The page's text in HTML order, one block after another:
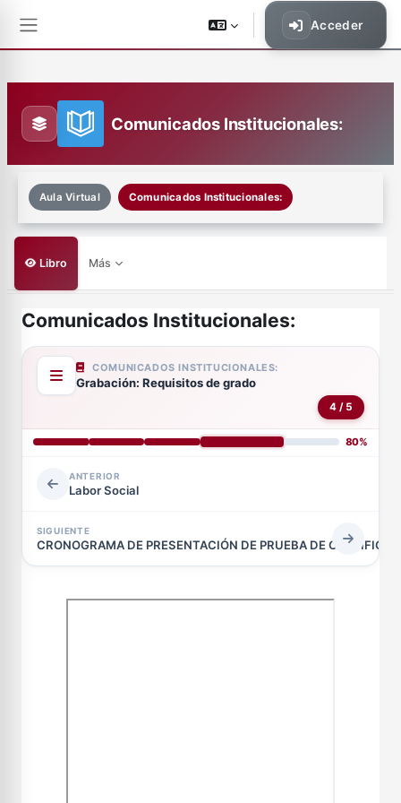
Acceder
Comunicados Institucionales:
Aula Virtual Comunicados Institucionales:
Libro Más
Comunicados Institucionales:
Requisitos de finalización
COMUNICADOS INSTITUCIONALES:
Grabación: Requisitos de grado
4 / 5
80%
ANTERIOR
Labor Social
SIGUIENTE
CRONOGRAMA DE PRESENTACIÓN DE PRUEBA DE